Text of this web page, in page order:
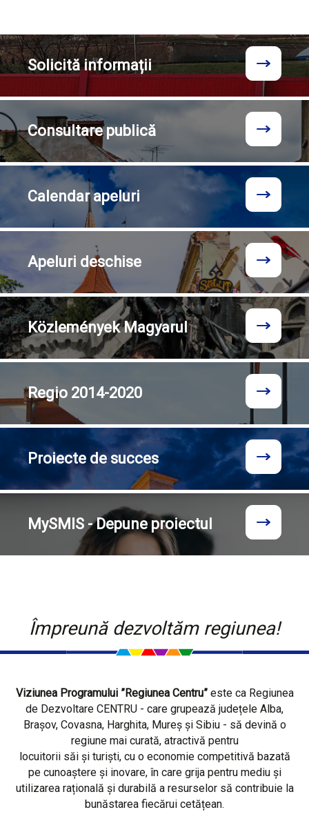
Solicităinformații
Consultarepublică
Calendarapeluri
Apeluri deschise
KözleményekMagyarul
Regio 2014-2020
Proiecte de succes
MySMIS - Depune proiectul
Împreună dezvoltăm regiunea!
Viziunea Programului ”Regiunea Centru”este ca Regiunea
de Dezvoltare CENTRU - care grupează județele Alba,
Brașov, Covasna, Harghita, Mureș și Sibiu - să devină o
regiune mai curată, atractivă pentru
locuitorii săi și turiști, cu o economie competitivă bazată
pe cunoaștere și inovare, în care grija pentru mediu și
utilizarea rațională și durabilă a resurselor să contribuie la
bunăstarea fiecărui cetățean.